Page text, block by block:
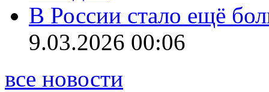
В России стало ещё
9.03.2026 00:06
все новости